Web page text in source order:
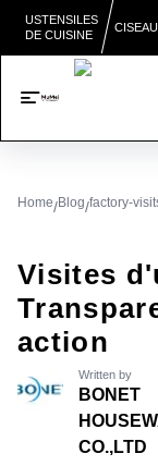
USTENSILES
DE CUISINE
Home/Blog/factory-
Visites
action
Written by
BONET
CO.,LTD